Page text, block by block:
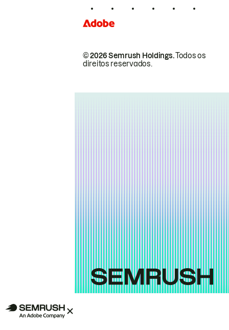
© 2026 Semrush Holdings.Todos os
direitos reservados.